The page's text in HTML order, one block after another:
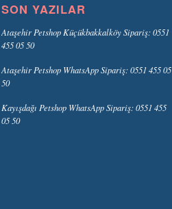
SON YAZILAR
Ataşehir Petshop Küçükbakkalköy Sipariş: 0551
455 05 50
Ataşehir Petshop WhatsApp Sipariş: 0551 455 05
50
Kayışdağı Petshop WhatsApp Sipariş: 0551 455
05 50